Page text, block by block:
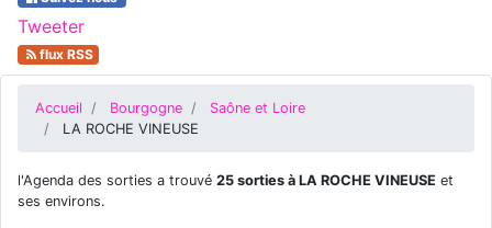
Tweeter
flux RSS
Accueil Bourgogne
Saône et Loire
LA ROCHE VINEUSE
l'Agenda des sorties a trouvé 25 sorties à LA ROCHE VINEUSE et
ses environs.